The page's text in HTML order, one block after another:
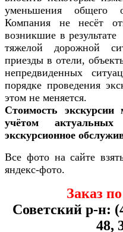
уменьшения общего
Компания не несёт
возникшие в
тяжелой дорожной
приезды в отели,
непредвиденных
порядке проведения
этом не меняется.
Стоимость
учётом
экскурсионное
Все фото на сайте
яндекс-фото.
Заказ
Советский р-н:
48,